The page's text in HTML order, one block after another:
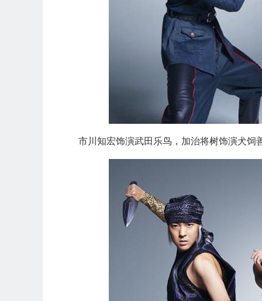
市川知宏饰演武田乐鸟，加治将树饰演犬饲